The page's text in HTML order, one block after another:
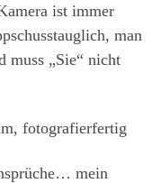
ist immer
man
muss „Sie“ nicht
fotografierfertig
mein